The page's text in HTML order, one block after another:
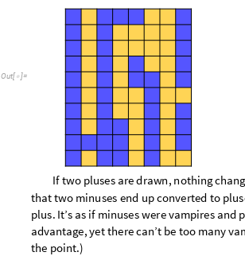
Out[  ]=
If two pluses aredrawn, nothingchan
thattwo minuses end upconverted to plus
plus. It’s as if minuseswerevampires and p
advantage,yettherecan’t be too manyva
the point.)